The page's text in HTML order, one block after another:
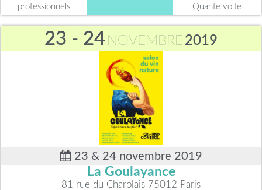
professionnels
Quante volte
23 - 24 NOVEMBRE 2019
23 & 24 novembre 2019
La Goulayance
81 rue du Charolais 75012 Paris